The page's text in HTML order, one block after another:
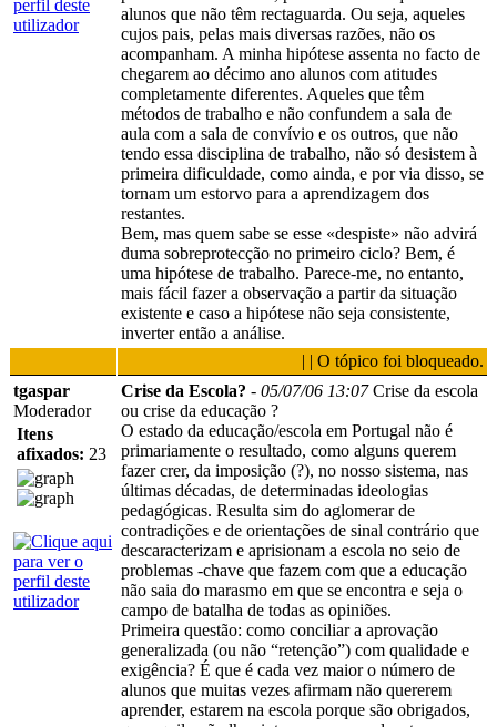
alunos que não têm rectaguarda. Ou seja, aqueles
cujos pais, pelas mais diversas razões, não os
acompanham. A minha hipótese assenta no facto de
chegarem ao décimo ano alunos com atitudes
completamente diferentes. Aqueles que têm
métodos de trabalho e não confundem a sala de
aula com a sala de convívio e os outros, que não
tendo essa disciplina de trabalho, não só desistem à
primeira dificuldade, como ainda, e por via disso, se
tornam um estorvo para a aprendizagem dos
restantes.
Bem, mas quem sabe se esse «despiste» não advirá
duma sobreprotecção no primeiro ciclo? Bem, é
uma hipótese de trabalho. Parece-me, no entanto,
mais fácil fazer a observação a partir da situação
existente e caso a hipótese não seja consistente,
inverter então a análise.
| | O tópico foi bloqueado.
tgaspar
Moderador
Itens
afixados: 23
Crise da Escola? - 05/07/06 13:07 Crise da escola
ou crise da educação ?
O estado da educação/escola em Portugal não é
primariamente o resultado, como alguns querem
fazer crer, da imposição (?), no nosso sistema, nas
últimas décadas, de determinadas ideologias
pedagógicas. Resulta sim do aglomerar de
contradições e de orientações de sinal contrário que
descaracterizam e aprisionam a escola no seio de
problemas -chave que fazem com que a educação
não saia do marasmo em que se encontra e seja o
campo de batalha de todas as opiniões.
Primeira questão: como conciliar a aprovação
generalizada (ou não “retenção”) com qualidade e
exigência? É que é cada vez maior o número de
alunos que muitas vezes afirmam não quererem
aprender, estarem na escola porque são obrigados,